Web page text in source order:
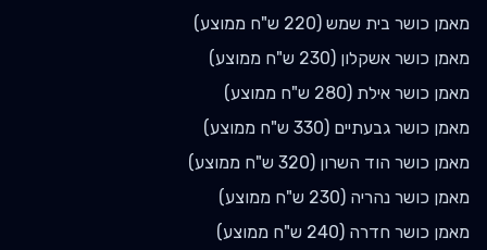
מאמן כושר בית שמש (
220 ש"ח ממוצע)
מאמן כושר אשקלון (
230 ש"ח ממוצע)
מאמן כושר אילת (
280 ש"ח ממוצע)
מאמן כושר גבעתיים (
330 ש"ח ממוצע)
מאמן כושר הוד השרון (
320 ש"ח ממוצע)
מאמן כושר נהריה (
230 ש"ח ממוצע)
מאמן כושר חדרה (
240 ש"ח ממוצע)